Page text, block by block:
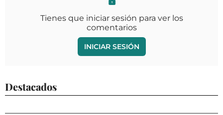
Tienes que iniciar sesión para ver los
comentarios
INICIAR SESIÓN
Destacados